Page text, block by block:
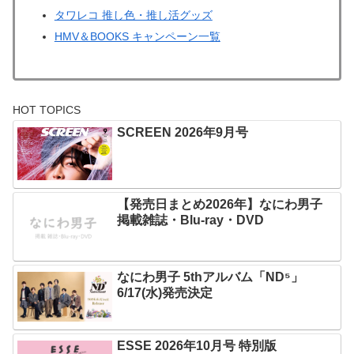
タワレコ 推し色・推し活グッズ
HMV＆BOOKS キャンペーン一覧
HOT TOPICS
SCREEN 2026年9月号
【発売日まとめ2026年】なにわ男子
掲載雑誌・Blu-ray・DVD
なにわ男子 5thアルバム「ND⁵」
6/17(水)発売決定
ESSE 2026年10月号 特別版